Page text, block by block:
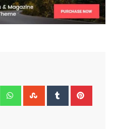
LinkedIn WhatsappStumbleUpon
Tumblr